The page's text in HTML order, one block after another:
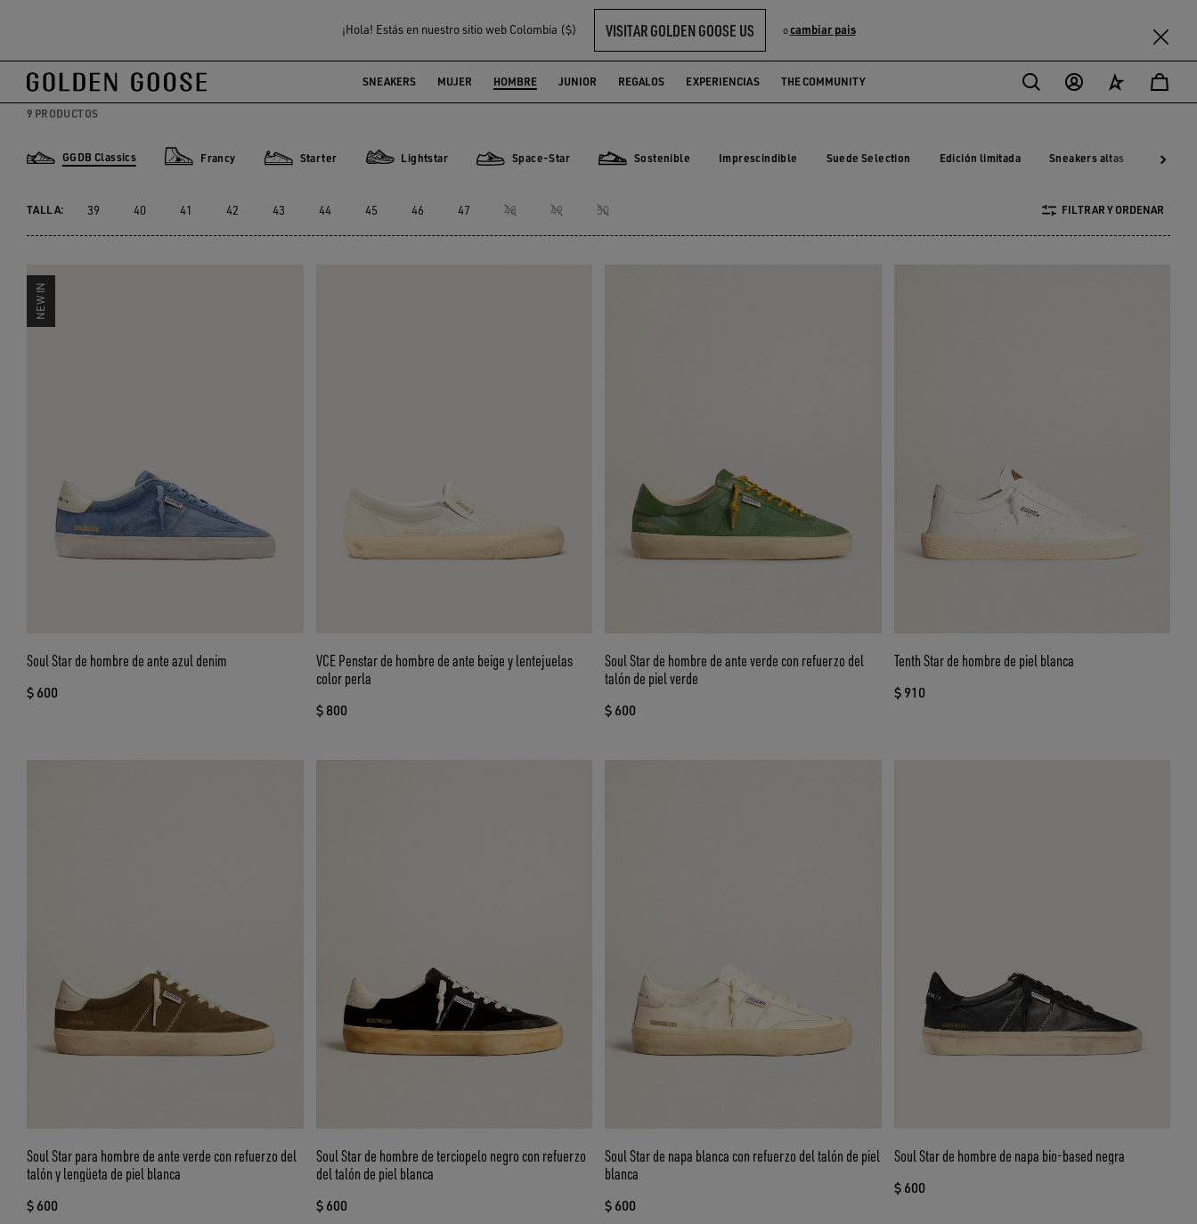
¡Hola! Estás en nuestro sitio web Colombia ($) VISITAR GOLDEN GOOSE US ocambiar pais
SNEAKERS MUJER HOMBRE JUNIOR REGALOS EXPERIENCIAS THE COMMUNITY
GGDB CLASSIC HOMBRE
9 PRODUCTOS
GGDB Classics Francy Starter Lightstar Space-Star Sostenible Imprescindible Suede Selection Edición limitada Sneakers altas
TALLA: 39 40 41 42 43 44 45 46 47 48 49 50 FILTRAR Y ORDENAR
NEW IN
Soul Star de hombre de ante azul denim
$ 600
VCE Penstar de hombre de ante beige y lentejuelas
color perla
$ 800
Soul Star de hombre de ante verde con refuerzo del
talón de piel verde
$ 600
Tenth Star de hombre de piel blanca
$ 910
Soul Star para hombre de ante verde con refuerzo del
talón y lengüeta de piel blanca
$ 600
Soul Star de hombre de terciopelo negro con refuerzo
del talón de piel blanca
$ 600
Soul Star de napa blanca con refuerzo del talón de piel
blanca
$ 600
Soul Star de hombre de napa bio-based negra
$ 600